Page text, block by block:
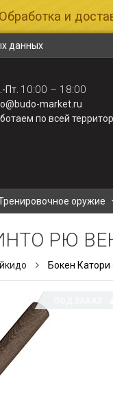
и
данных
Пт. 10:00 – 18:00
market.ru
по всей
оружие
РЮ
Бокен Катори